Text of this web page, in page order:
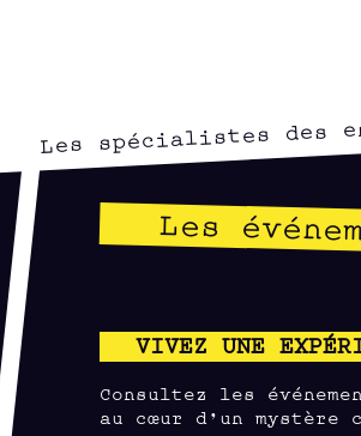
Les spécialistes des
Les
VIVEZ UNE
Consultez les
au cœur d’un